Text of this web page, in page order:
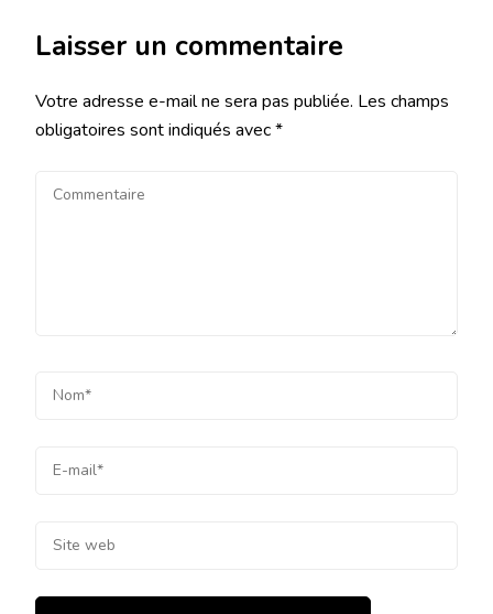
Laisser un commentaire
Votre adresse e-mail ne sera pas publiée. Les champs
obligatoires sont indiqués avec*